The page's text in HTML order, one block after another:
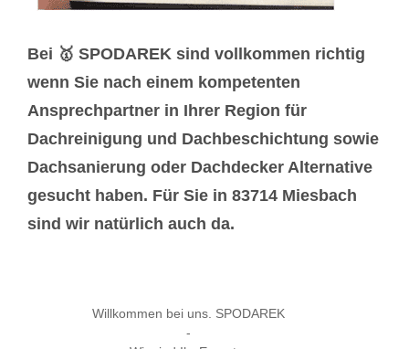
Bei 🥇 SPODAREK sind vollkommen richtig
wenn Sie nach einem kompetenten
Ansprechpartner in Ihrer Region für
Dachreinigung und Dachbeschichtung sowie
Dachsanierung oder Dachdecker Alternative
gesucht haben. Für Sie in 83714 Miesbach
sind wir natürlich auch da.
Willkommen bei uns. SPODAREK
-